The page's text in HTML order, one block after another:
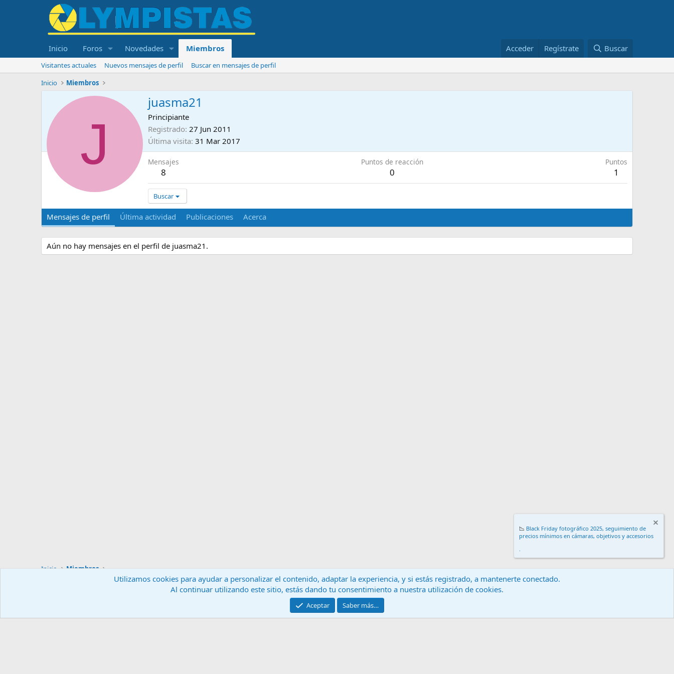
Inicio Foros Novedades Miembros Acceder Regístrate Buscar
Visitantes actuales Nuevos mensajes de perfil
Buscar en mensajes de perfil
Inicio
Miembros
J
juasma21
Principiante
Registrado 27 Jun 2011
Última visita 31 Mar 2017
Mensajes
8
Puntos de reacción
0
Puntos
1
Buscar
Mensajes de perfil Última actividad Publicaciones Acerca
Aún no hay mensajes en el perfil de juasma21.
Inicio Miembros
Contáctanos Términos y reglas
Community platform by XenForo® © 2010-2024 XenForo Ltd.
📉 Black Friday fotográfico 2025, seguimiento de
precios mínimos en cámaras, objetivos y accesorios
.
Utilizamos cookies para ayudar a personalizar el contenido, adaptar la experiencia, y si estás registrado, a mantenerte conectado.
Al continuar utilizando este sitio, estás dando tu consentimiento a nuestra utilización de cookies.
Aceptar Saber más…